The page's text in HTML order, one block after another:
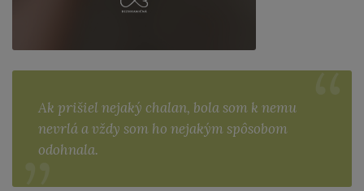
Ak prišiel nejaký chalan, bola som k nemu
nevrlá a vždy som ho nejakým spôsobom
odohnala.